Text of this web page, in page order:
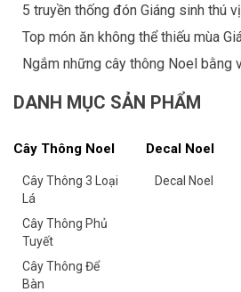
5 truyền thống đón Giáng sinh thú
Top món ăn không thể thiếu mùa
Ngắm những cây thông Noel bằng
DANH MỤC SẢN PHẨM
Cây Thông Noel
Cây Thông 3 Loại
Lá
Cây Thông Phủ
Tuyết
Cây Thông Để
Bàn
Decal Noel
Decal Noel